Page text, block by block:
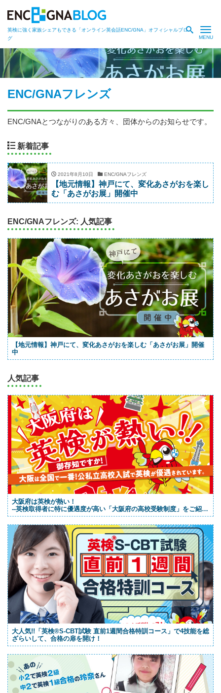
英検に強く家族シェアもできる「オンライン英会話ENC/GNA」オフィシャルブロ
グ
ENC/GNAフレンズ
ENC/GNAとつながりのある方々、団体からのお知らせです。
新着記事
2021年8月10日 ENC/GNAフレンズ
【地元情報】神戸にて、変化あさがおを楽し
む「あさがお展」開催中
ENC/GNAフレンズ: 人気記事
【地元情報】神戸にて、変化あさがおを楽しむ「あさがお展」開催
中
人気記事
大阪府は英検が熱い！
--英検取得者に特に優遇度が高い「大阪府の高校受験制度」をご紹
介！
大人気!!「英検®S-CBT試験 直前1週間合格特訓コース」で4技能を総
ざらいして、合格の扉を開け！